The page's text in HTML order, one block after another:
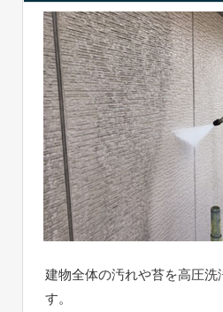
建物全体の汚れや苔を高圧洗
す。